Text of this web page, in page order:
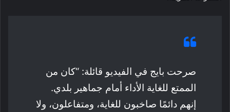
صرحت بايج في الفيديو قائلة: “كان من
الممتع للغاية الأداء أمام جماهير بلدي.
إنهم دائمًا صاخبون للغاية، ومتفاعلون، ولا